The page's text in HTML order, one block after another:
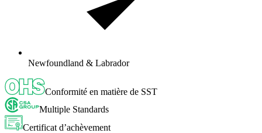
Newfoundland & Labrador
Conformité en matière de SST
Multiple Standards
Certificat d’achèvement